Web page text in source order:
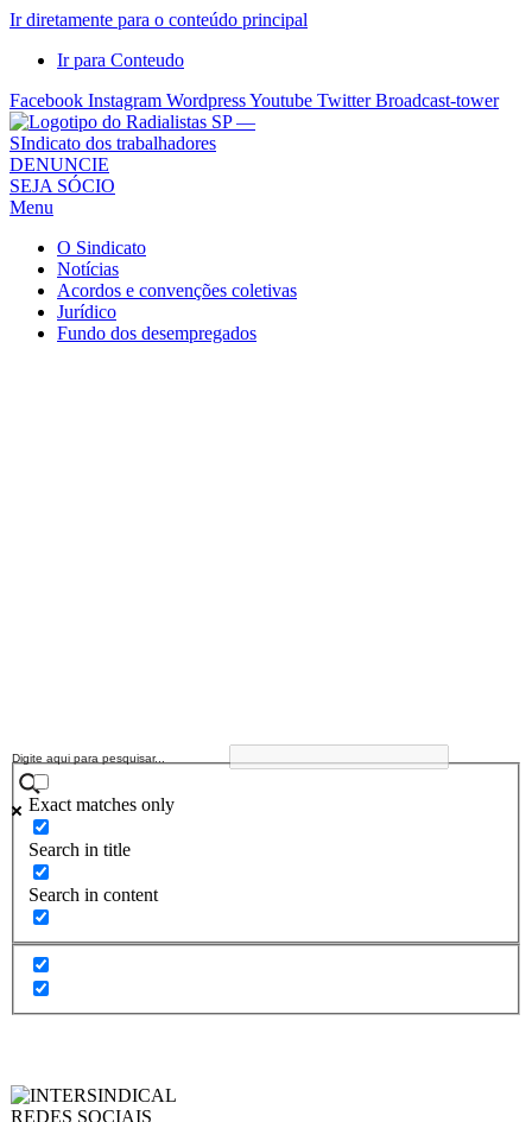
Ir diretamente para o conteúdo principal
Ir para Conteudo
Facebook Instagram WordpressYoutube Twitter Broadcast-tower
Sindicato
dos
Radialistas
São
Paulo
Sindicato
DENUNCIE
SEJA SÓCIO
Menu
O Sindicato
Notícias
Acordos e convenções coletivas
Jurídico
Fundo dos desempregados
Exact matches only
Search in title
Search in content